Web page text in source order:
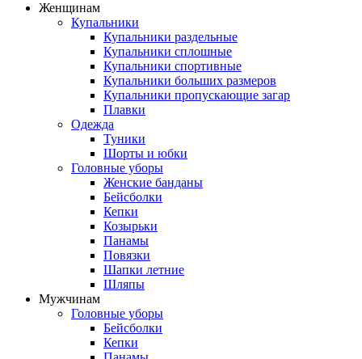
Женщинам
Купальники
Купальники раздельные
Купальники сплошные
Купальники спортивные
Купальники больших размеров
Купальники пропускающие загар
Плавки
Одежда
Туники
Шорты и юбки
Головные уборы
Женские банданы
Бейсболки
Кепки
Козырьки
Панамы
Повязки
Шапки летние
Шляпы
Мужчинам
Головные уборы
Бейсболки
Кепки